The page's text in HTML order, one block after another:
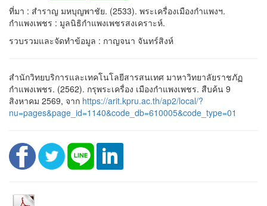
ที่มา : สำราญ มหบุญพาชัย. (2533). พระเครื่องเมืองกำแพงฯ.
กำแพงเพชร : มูลนิธิกำแพงเพชรสงเคราะห์.
รวบรวมและจัดทำข้อมูล : กาญจนา จันทร์สิงห์
สำนักวิทยบริการและเทคโนโลยีสารสนเทศ มาหาวิทยาลัยราชภัฏ
กำแพงเพชร. (2562). กรุพระเครื่อง เมืองกำแพงเพชร. สืบค้น 9
สิงหาคม 2569, จาก https://arit.kpru.ac.th/ap2/local/?
nu=pages&page_id=1140&code_db=610005&code_type=01